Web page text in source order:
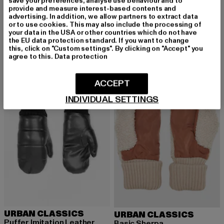
URBAN CLASSICS
Logo Cuff Performance
18,99 EUR
Derzeitiger Preis: 18,99 EUR
URBAN CLASSICS
Sherpa Imitation Leather
17,99 EUR
Derzeitiger Preis: 17,99 EUR
19,99 EURAktionspreis:
URBAN CLASSICS URBAN CLASSICS
provide and measure interest-based contents and
advertising. In addition, we allow partners to extract data
or to use cookies. This may also include the processing of
your data in the USA or other countries which do not have
the EU data protection standard. If you want to change
this, click on "Custom settings". By clicking on "Accept" you
agree to this. Data protection
INDIVIDUAL SETTINGS
ACCEPT